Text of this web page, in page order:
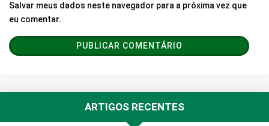
Salvar meus dados neste navegador para a próxima vez que
eu comentar.
ARTIGOS RECENTES